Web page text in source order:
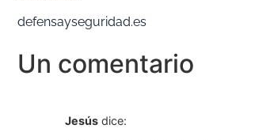
defensayseguridad.es
Un comentario
Jesús dice: